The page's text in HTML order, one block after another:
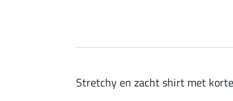
Stretchy en zacht shirt met